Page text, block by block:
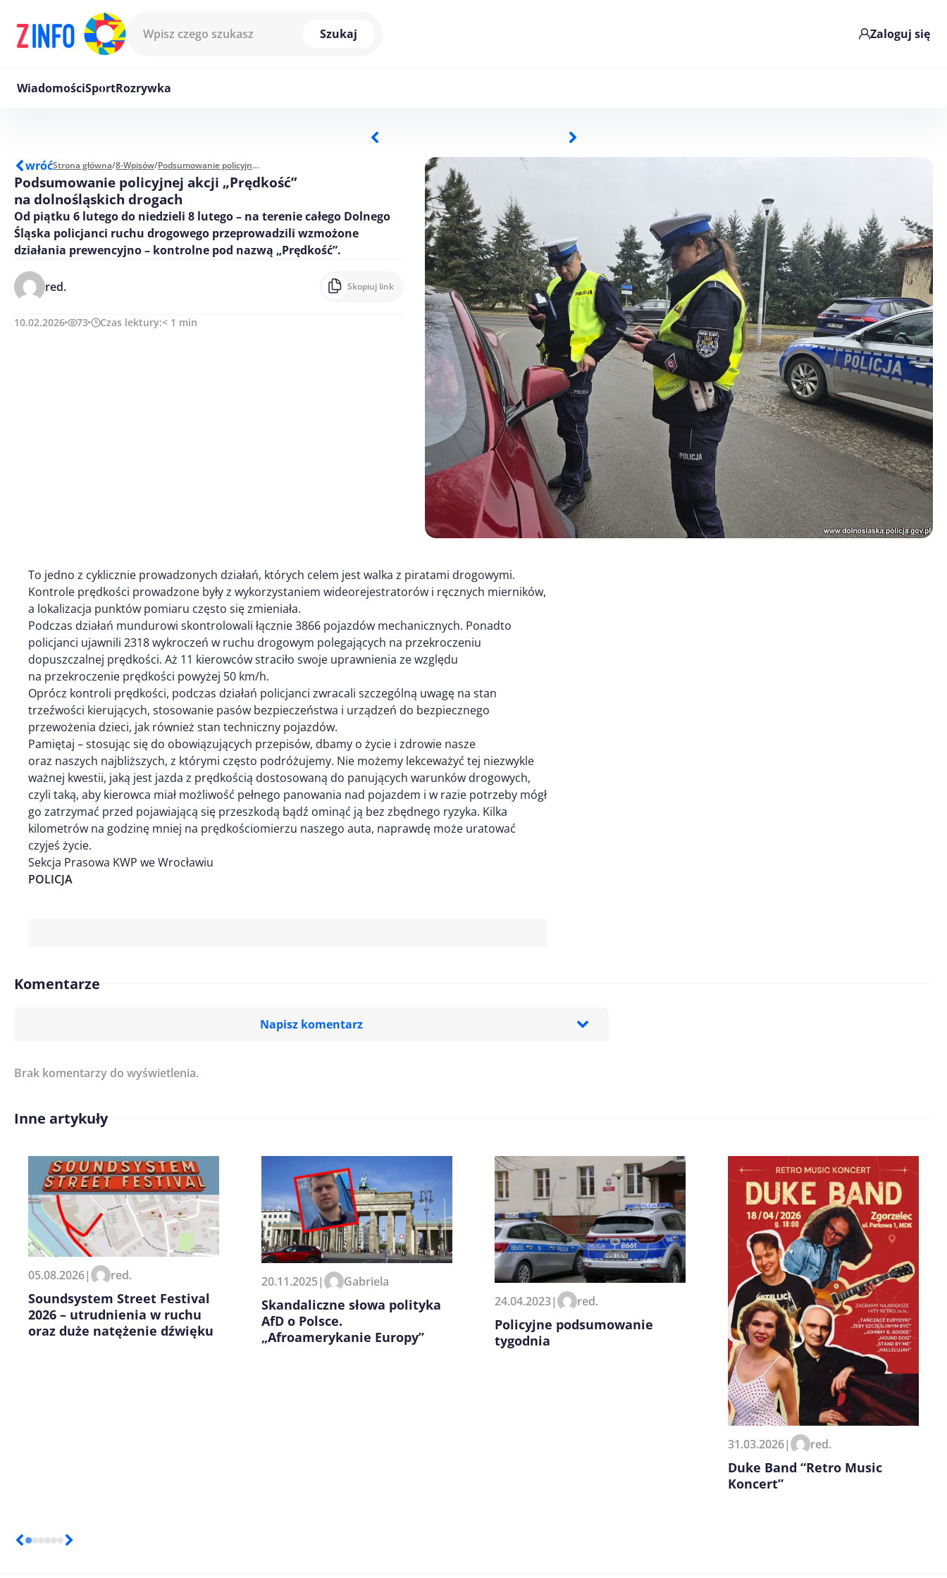
Szukaj
Zaloguj się
WiadomościSportRozrywka
wróćStrona główna/8-Wpisów/ Podsumowanie policyjnej akcji „Prędkość” na dolnośląskich drogach
Podsumowanie policyjnej akcji „Prędkość”
na dolnośląskich drogach
Od piątku 6 lutego do niedzieli 8 lutego – na terenie całego Dolnego
Śląska policjanci ruchu drogowego przeprowadzili wzmożone
działania prewencyjno – kontrolne pod nazwą „Prędkość”.
red. Skopiuj link
10.02.2026 73 Czas lektury:< 1 min
To jedno z cyklicznie prowadzonych działań, których celem jest walka z piratami drogowymi.
Kontrole prędkości prowadzone były z wykorzystaniem wideorejestratorów i ręcznych mierników,
a lokalizacja punktów pomiaru często się zmieniała.
Podczas działań mundurowi skontrolowali łącznie 3866 pojazdów mechanicznych. Ponadto
policjanci ujawnili 2318 wykroczeń w ruchu drogowym polegających na przekroczeniu
dopuszczalnej prędkości. Aż 11 kierowców straciło swoje uprawnienia ze względu
na przekroczenie prędkości powyżej 50 km/h.
Oprócz kontroli prędkości, podczas działań policjanci zwracali szczególną uwagę na stan
trzeźwości kierujących, stosowanie pasów bezpieczeństwa i urządzeń do bezpiecznego
przewożenia dzieci, jak również stan techniczny pojazdów.
Pamiętaj – stosując się do obowiązujących przepisów, dbamy o życie i zdrowie nasze
oraz naszych najbliższych, z którymi często podróżujemy. Nie możemy lekceważyć tej niezwykle
ważnej kwestii, jaką jest jazda z prędkością dostosowaną do panujących warunków drogowych,
czyli taką, aby kierowca miał możliwość pełnego panowania nad pojazdem i w razie potrzeby mógł
go zatrzymać przed pojawiającą się przeszkodą bądź ominąć ją bez zbędnego ryzyka. Kilka
kilometrów na godzinę mniej na prędkościomierzu naszego auta, naprawdę może uratować
czyjeś życie.
Sekcja Prasowa KWP we Wrocławiu
POLICJA
Komentarze
Napisz komentarz
Imię/ Nick*
Zapamiętaj moje dane w tej przeglądarce podczas pisania
kolejnych komentarzy.
Brak komentarzy do wyświetlenia.
Inne artykuły
05.08.2026| red.
Soundsystem Street Festival
2026 – utrudnienia w ruchu
oraz duże natężenie dźwięku
20.11.2025| Gabriela
Skandaliczne słowa polityka
AfD o Polsce.
„Afroamerykanie Europy”
24.04.2023| red.
Policyjne podsumowanie
tygodnia
31.03.2026| red.
Duke Band “Retro Music
Koncert”